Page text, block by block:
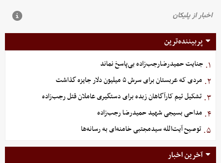
پربیننده‌ترین
۱. جنایت حمیدرضارجب‌زاده بی‌پاسخ نماند
۲. مردی که عربستان برای سرش ۵ میلیون دلار جایزه گذاشت
۳. تشکیل تیم کارآگاهان زبده برای دستگیری عاملان قتل رجب‌زاده
۴. مداحی بسیجی شهید حمیدرضا رجب‌زاده
۵. توصیح آیت‌الله سیدمجتبی خامنه‌ای به رسانه‌ها
آخرین اخبار